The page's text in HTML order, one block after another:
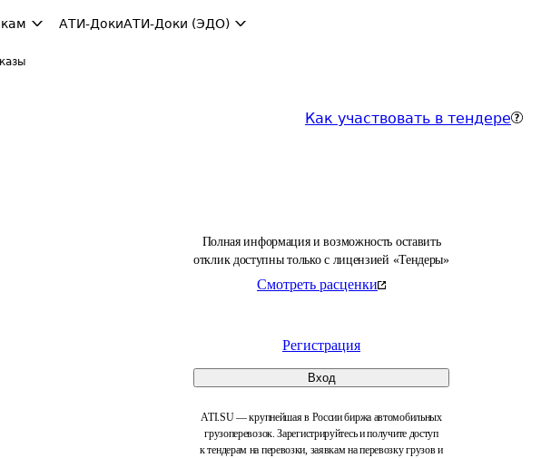
АТИ-ДокиАТИ-Доки (ЭДО)
Как участвовать в тендере
Полная информация и возможность оставить
отклик доступны только с лицензией «Тендеры»
Смотреть расценки
Регистрация
Вход
ATI.SU — крупнейшая в России биржа автомобильных
грузоперевозок. Зарегистрируйтесь и получите доступ
к тендерам на перевозки, заявкам на перевозку грузов и